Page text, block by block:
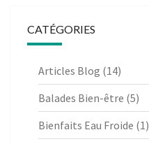
CATÉGORIES
Articles Blog (14)
Balades Bien-être (5)
Bienfaits Eau Froide (1)